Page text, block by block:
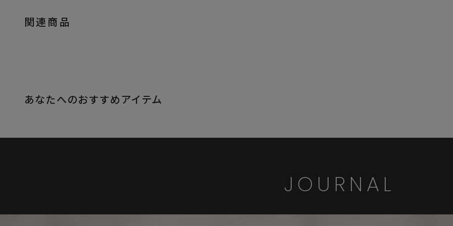
関連商品
あなたへのおすすめアイテム
JOURNAL